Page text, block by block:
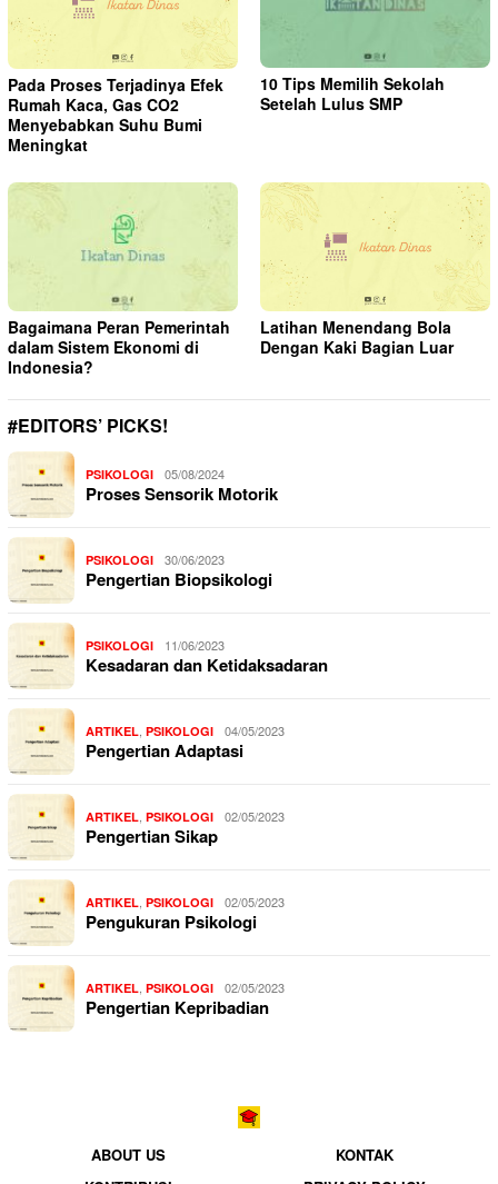
Pada Proses Terjadinya Efek
Rumah Kaca, Gas CO2
Menyebabkan Suhu Bumi
Meningkat
10 Tips Memilih Sekolah
Setelah Lulus SMP
Bagaimana Peran Pemerintah
dalam Sistem Ekonomi di
Indonesia?
Latihan Menendang Bola
Dengan Kaki Bagian Luar
#EDITORS’ PICKS!
PSIKOLOGI 05/08/2024
Proses Sensorik Motorik
PSIKOLOGI 30/06/2023
Pengertian Biopsikologi
PSIKOLOGI 11/06/2023
Kesadaran dan Ketidaksadaran
ARTIKEL PSIKOLOGI 04/05/2023
Pengertian Adaptasi
ARTIKEL PSIKOLOGI 02/05/2023
Pengertian Sikap
ARTIKEL PSIKOLOGI 02/05/2023
Pengukuran Psikologi
ARTIKEL PSIKOLOGI 02/05/2023
Pengertian Kepribadian
ABOUT US
KONTAK